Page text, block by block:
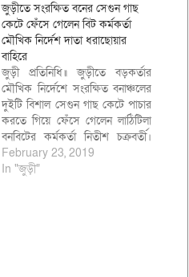
জুড়ীতে সংরক্ষিত বনের সেগুন গাছ
কেটে ফেঁসে গেলেন বিট কর্মকর্তা
মৌখিক নির্দেশ দাতা ধরাছোয়ার
বাহিরে
জুড়ী প্রতিনিধি॥ জুড়ীতে বড়কর্তার
মৌখিক নির্দেশে সংরক্ষিত বনাঞ্চলের
দুইটি বিশাল সেগুন গাছ কেটে পাচার
করতে গিয়ে ফেঁসে গেলেন লাঠিটিলা
বনবিটের কর্মকর্তা নিতীশ চক্রবর্তী।
পিকআপ যোগে পাচারকালে ধরা
পড়ায় বিভাগীয় বন কর্তকর্তা ওই বিট
February 23, 2019
In "জুড়ী"